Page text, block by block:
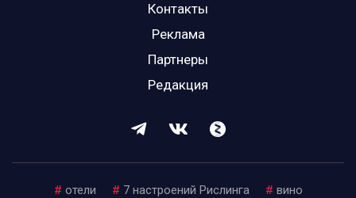
Контакты
Реклама
Партнеры
Редакция
# отели # 7 настроений Рислинга # вино